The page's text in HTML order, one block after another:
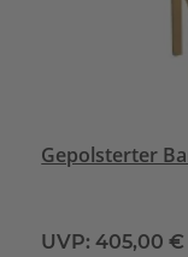
Gepolsterter
UVP: 405,00 €